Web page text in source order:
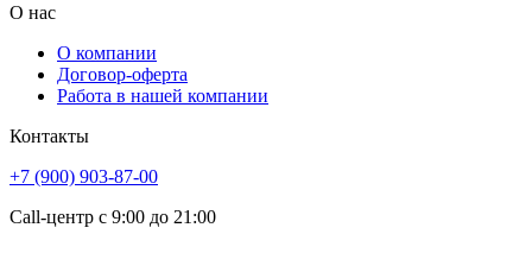
О нас
О компании
Договор-оферта
Работа в нашей компании
Контакты
+7 (900) 903-87-00
Call-центр с 9:00 до 21:00